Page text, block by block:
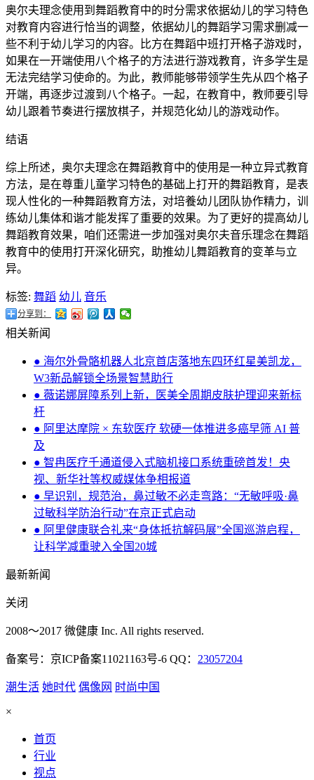
奥尔夫理念使用到舞蹈教育中的时分需求依据幼儿的学习特色
对教育内容进行恰当的调整，依据幼儿的舞蹈学习需求删减一
些不利于幼儿学习的内容。比方在舞蹈中班打开格子游戏时，
如果在一开端使用八个格子的方法进行游戏教育，许多学生是
无法完结学习使命的。为此，教师能够带领学生先从四个格子
开端，再逐步过渡到八个格子。一起，在教育中，教师要引导
幼儿跟着节奏进行摆放棋子，并规范化幼儿的游戏动作。
结语
综上所述，奥尔夫理念在舞蹈教育中的使用是一种立异式教育
方法，是在尊重儿童学习特色的基础上打开的舞蹈教育，是表
现人性化的一种舞蹈教育方法，对培養幼儿团队协作精力，训
练幼儿集体和谐才能发挥了重要的效果。为了更好的提高幼儿
舞蹈教育效果，咱们还需进一步加强对奥尔夫音乐理念在舞蹈
教育中的使用打开深化研究，助推幼儿舞蹈教育的变革与立
异。
标签: 舞蹈 幼儿 音乐
分享到：
相关新闻
● 海尔外骨骼机器人北京首店落地东四环红星美凯龙，
W3新品解锁全场景智慧助行
● 薇诺娜屏障系列上新，医美全周期皮肤护理迎来新标
杆
● 阿里达摩院 × 东软医疗 软硬一体推进多癌早筛 AI 普
及
● 智冉医疗千通道侵入式脑机接口系统重磅首发！央
视、新华社等权威媒体争相报道
● 早识别，规范治，鼻过敏不必走弯路：“无敏呼吸·鼻
过敏科学防治行动”在京正式启动
● 阿里健康联合礼来“身体抵抗解码展”全国巡游启程，
让科学减重驶入全国20城
最新新闻
关闭
2008～2017 微健康 Inc. All rights reserved.
备案号：京ICP备案11021163号-6 QQ： 23057204
潮生活 她时代 偶像网 时尚中国
×
首页
行业
视点